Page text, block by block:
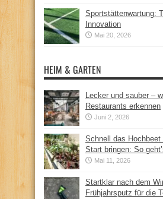
Sportstättenwartung:
Innovation
Mai 20, 2026
HEIM & GARTEN
Lecker und sauber –
Restaurants erkennen
Juni 2, 2026
Schnell das Hochbeet
Start bringen: So
Mai 11, 2026
Startklar nach dem
Frühjahrsputz für die